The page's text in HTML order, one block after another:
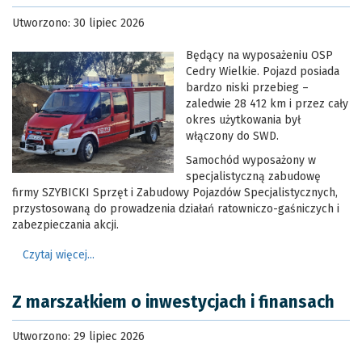
Utworzono: 30 lipiec 2026
Będący na wyposażeniu OSP
Cedry Wielkie. Pojazd posiada
bardzo niski przebieg –
zaledwie 28 412 km i przez cały
okres użytkowania był
włączony do SWD.
Samochód wyposażony w
specjalistyczną zabudowę
firmy SZYBICKI Sprzęt i Zabudowy Pojazdów Specjalistycznych,
przystosowaną do prowadzenia działań ratowniczo-gaśniczych i
zabezpieczania akcji.
Czytaj więcej...
Z marszałkiem o inwestycjach i finansach
Utworzono: 29 lipiec 2026